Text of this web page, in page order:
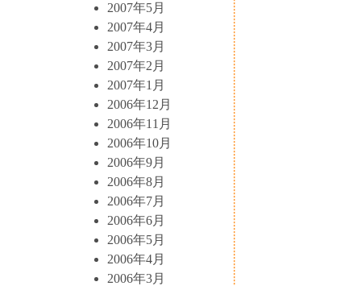
2007年5月
2007年4月
2007年3月
2007年2月
2007年1月
2006年12月
2006年11月
2006年10月
2006年9月
2006年8月
2006年7月
2006年6月
2006年5月
2006年4月
2006年3月